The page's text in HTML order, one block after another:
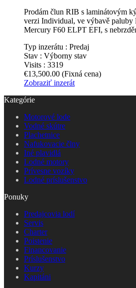
Prodám člun RIB s laminátovým
verzi Individual, ve výbavě
Mercury F60 ELPT EFI, s
Typ inzerátu : Predaj
Stav : Výborny stav
Visits : 3319
€13,500.00 (Fixná cena)
Zobraziť inzerát
Kategórie
Motorové lode
Vodné skútre
Plachetnice
Nafukovacie člny
Iné plavidlá
Lodné motory
Prívesne vozíky
Lodné príslušenstvo
Ponuky
Predajcovia lodí
Servis
Charter
Poistenie
Financovanie
Príslušenstvo
Kurzy
Kapitáni